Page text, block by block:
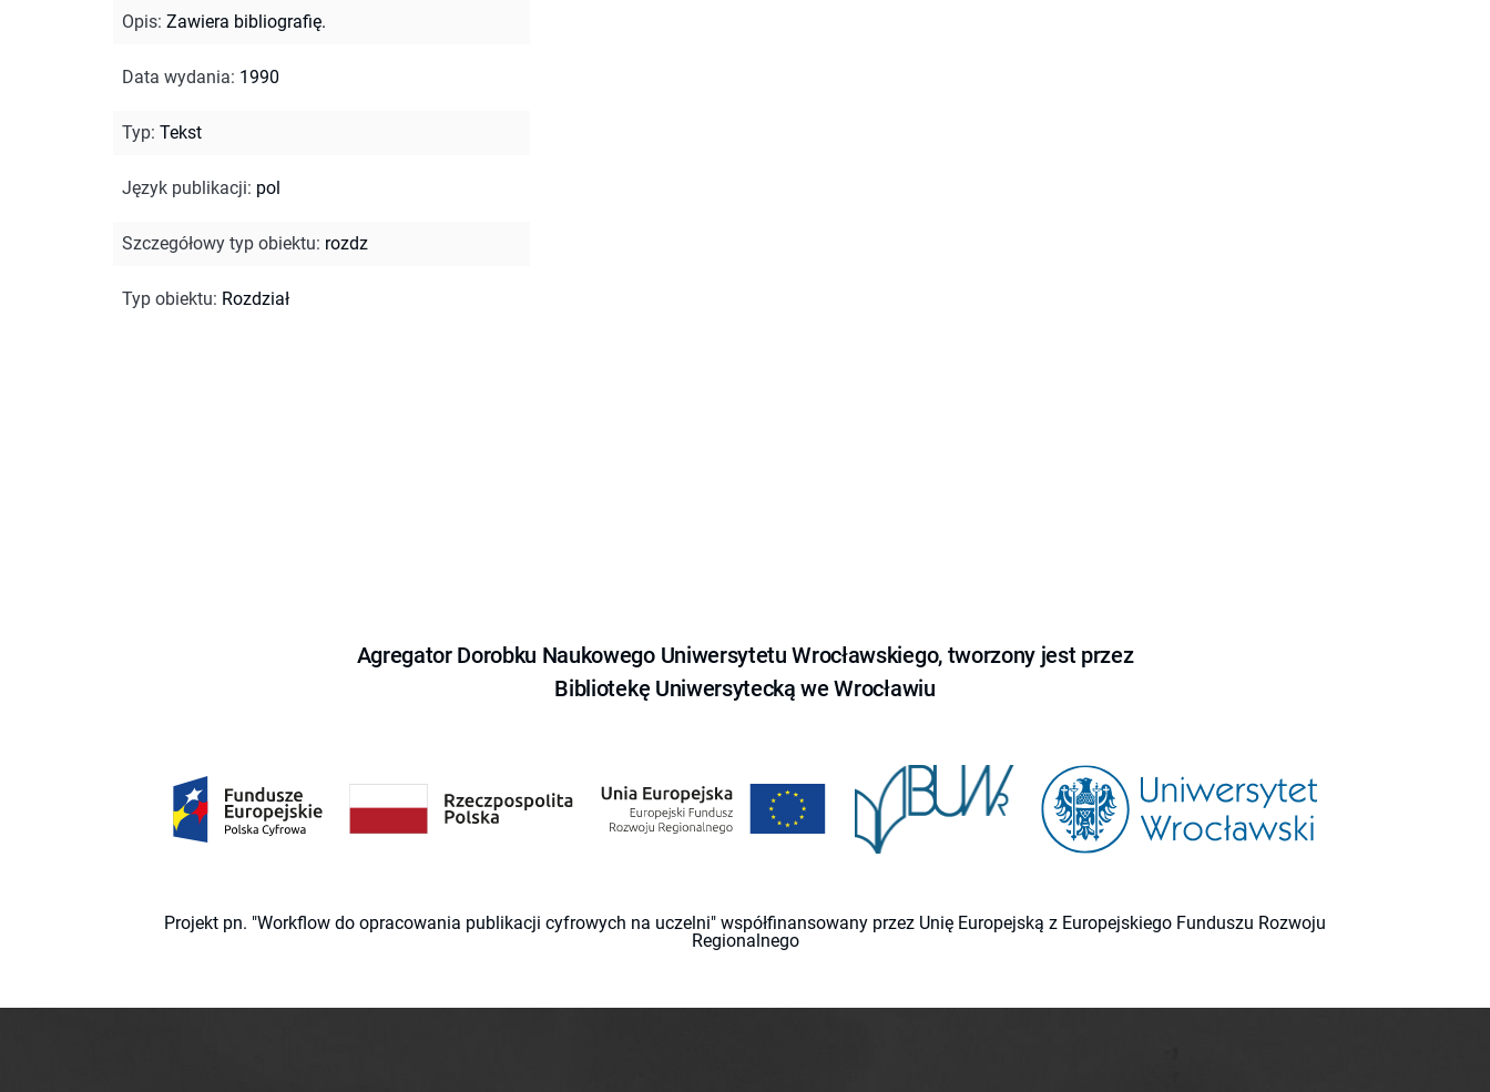
Opis: Zawiera bibliografię.
Data wydania: 1990
Typ: Tekst
Język publikacji: pol
Szczegółowy typ obiektu: rozdz
Typ obiektu: Rozdział
Agregator Dorobku Naukowego Uniwersytetu Wrocławskiego, tworzony jest przez
Bibliotekę Uniwersytecką we Wrocławiu
Projekt pn. "Workflow do opracowania publikacji cyfrowych na uczelni" współfinansowany przez Unię Europejską z Europejskiego Funduszu Rozwoju
Regionalnego